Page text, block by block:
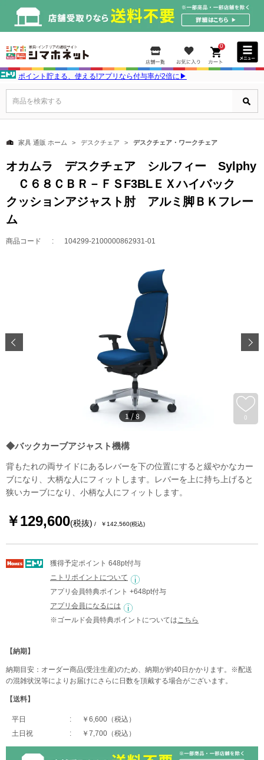
0
ポイント貯まる、使える!アプリなら付与率が2倍に▶
商品を検索する
家具 通販 ホーム デスクチェア デスクチェア・ワークチェア
オカムラ デスクチェア シルフィー Sylphy
Ｃ６８ＣＢＲ－ＦＳF3BLＥＸハイバック
クッションアジャスト肘 アルミ脚ＢＫフレー
ム
商品コード 104299-2100000862931-01
0
1/8
◆バックカーブアジャスト機構
背もたれの両サイドにあるレバーを下の位置にすると緩やかなカー
ブになり、大柄な人にフィットします。レバーを上に持ち上げると
狭いカーブになり、小柄な人にフィットします。
￥129,600(税抜) ￥142,560(税込)
獲得予定ポイント 648pt付与
ニトリポイントについて
アプリ会員特典ポイント +648pt付与
アプリ会員になるには
※ゴールド会員特典ポイントについては こちら
【納期】
納期目安：オーダー商品(受注生産)のため、納期が約40日かかります。※配送
の混雑状況等によりお届けにさらに日数を頂戴する場合がございます。
【送料】
平日
￥6,600（税込）
土日祝
￥7,700（税込）